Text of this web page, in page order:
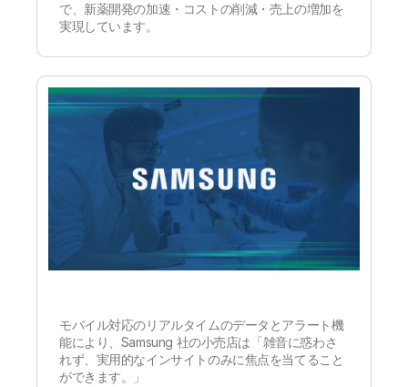
で、新薬開発の加速・コストの削減・売上の増加を
実現しています。
モバイル対応のリアルタイムのデータとアラート機
能により、Samsung 社の小売店は「雑音に惑わさ
れず、実用的なインサイトのみに焦点を当てること
ができます。」